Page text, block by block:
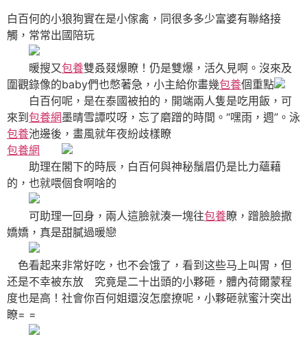
白百何的小狼狗實在是小傢禽，同很多多少富婆有聯絡接
觸，常常出國陪玩
暖搜又包養雙叒叕爆瞭！仍是雙爆，活久見啊。沒來及
圍觀錄像的baby們也憋著急，小主給你畫幾包養個重點
白百何呢，是在泰國被拍的，開端兩人隻是吃用飯，可
來到 包養網墨晴雪譚哎呀，忘了磨蹭的時間。“嘿雨，週”。泳
包養池邊後，畫風就年夜紛歧樣瞭
包養網
助理在閣下的時辰，白百何與神秘鬚眉仍是比力蘊藉
的，也就喂個食啊啥的
可助理一回身，兩人這臉就湊一塊往包養瞭，蹭臉臉撒
嬌嬌，真是甜膩過暖戀
色看起来非常好吃，也不会饿了，看到这些马上叫胃，但
还是不幸被东放 究竟是二十出頭的小夥砸，體內荷爾蒙程
度也是高！社會你百何姐還沒怎麼撩呢，小夥砸就蜜汁突出
瞭= =